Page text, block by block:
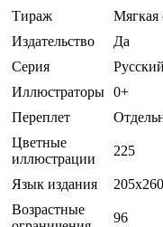
Тираж
Мягкая
Издательство
Да
Серия
Русский
Иллюстраторы 0+
Переплет
Цветные
иллюстрации
225
Язык издания
Возрастные
96